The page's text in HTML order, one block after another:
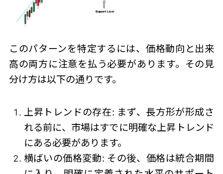
このパターンを特定するには、価格動向と出来
高の両方に注意を払う必要があります。その見
分け方は以下の通りです。
上昇トレンドの存在: まず、長方形が形成さ
れる前に、市場はすでに明確な上昇トレンド
にある必要があります。
横ばいの価格変動: その後、価格は統合期間